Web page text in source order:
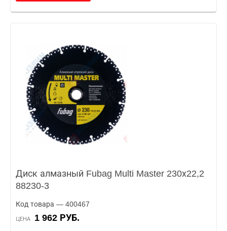
Диск алмазный Fubag Multi Master 230х22,2
88230-3
Код товара — 400467
ЦЕНА 1 962 РУБ.